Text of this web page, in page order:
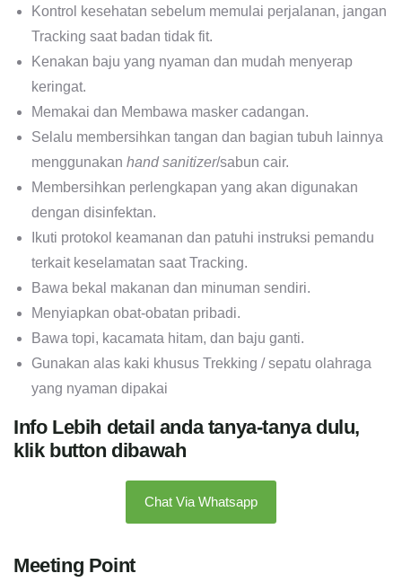
Kontrol kesehatan sebelum memulai perjalanan, jangan
Tracking saat badan tidak fit.
Kenakan baju yang nyaman dan mudah menyerap
keringat.
Memakai dan Membawa masker cadangan.
Selalu membersihkan tangan dan bagian tubuh lainnya
menggunakan hand sanitizer/sabun cair.
Membersihkan perlengkapan yang akan digunakan
dengan disinfektan.
Ikuti protokol keamanan dan patuhi instruksi pemandu
terkait keselamatan saat Tracking.
Bawa bekal makanan dan minuman sendiri.
Menyiapkan obat-obatan pribadi.
Bawa topi, kacamata hitam, dan baju ganti.
Gunakan alas kaki khusus Trekking / sepatu olahraga
yang nyaman dipakai
Info Lebih detail anda tanya-tanya dulu,
klik button dibawah
Chat Via Whatsapp
Meeting Point